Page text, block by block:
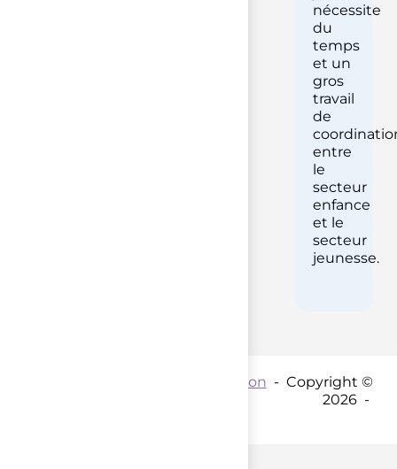
nécessite
du
temps
et un
gros
travail
de
entre
le
secteur
enfance
et le
secteur
jeunesse.
Coordination - Copyright ©
2026 -